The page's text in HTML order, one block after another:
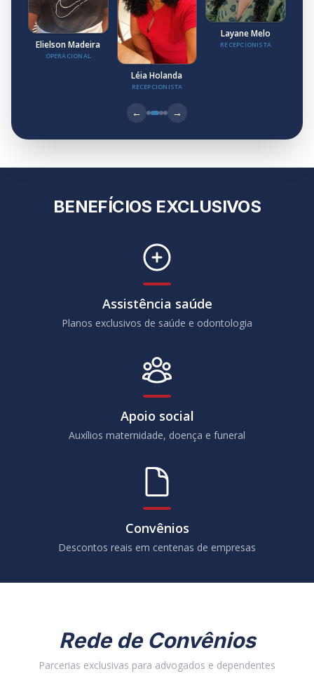
Elielson Madeira
OPERACIONAL
Léia Holanda
RECEPCIONISTA
Layane Melo
RECEPCIONISTA
← →
BENEFÍCIOS EXCLUSIVOS
Assistência saúde
Planos exclusivos de saúde e odontologia
Apoio social
Auxílios maternidade, doença e funeral
Convênios
Descontos reais em centenas de empresas
Rede de Convênios
Parcerias exclusivas para advogados e dependentes